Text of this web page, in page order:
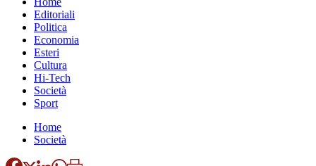
Editoriali
Politica
Economia
Esteri
Cultura
Hi-Tech
Società
Sport
Home
Società